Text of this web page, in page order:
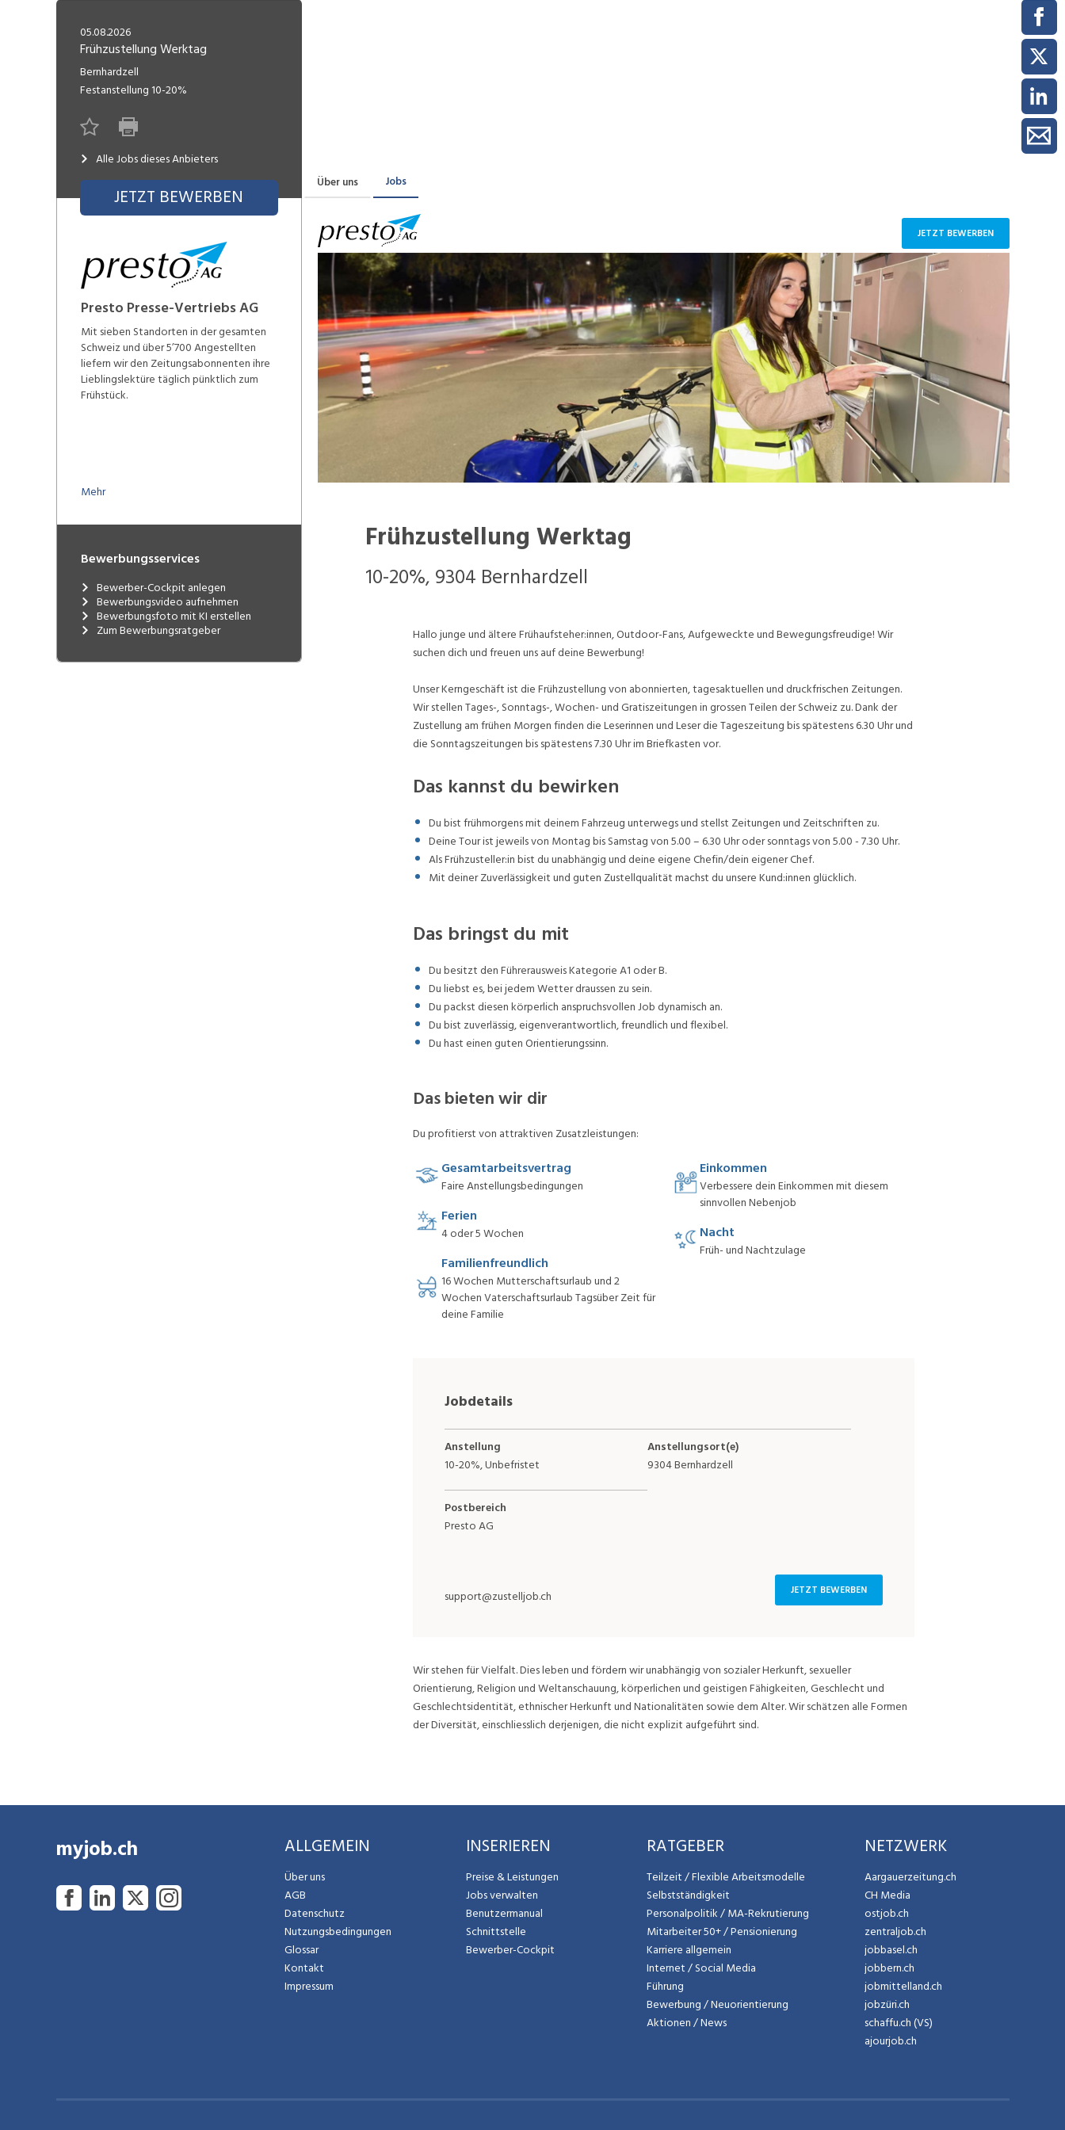
Freelance
Lehrstelle
Engineering, Technik, Architektur
Gastronomie, Hotellerie,
Tourismus, Lebensmittel
Informatik, Telekommunikation
Marketing, Kommunikation,
Medien, Druck (Fertigung)
Sicherheit, Rettung, Polizei, Zoll
Verkauf, Handel, Kundenberatung,
Aussendienst
05.08.2026
Frühzustellung Werktag
Bernhardzell
Festanstellung 10-20%
Alle Jobs dieses Anbieters
JETZT BEWERBEN
Über uns Jobs
Presto Presse-Vertriebs AG
Mit sieben Standorten in der gesamten
Schweiz und über 5’700 Angestellten
liefern wir den Zeitungsabonnenten ihre
Lieblingslektüre täglich pünktlich zum
Frühstück.
Mehr
Bewerbungsservices
Bewerber-Cockpit anlegen
Bewerbungsvideo aufnehmen
Bewerbungsfoto mit KI erstellen
Zum Bewerbungsratgeber
JETZT BEWERBEN
Frühzustellung Werktag
10-20%, 9304 Bernhardzell
Hallo junge und ältere Frühaufsteher:innen, Outdoor-Fans, Aufgeweckte und Bewegungsfreudige! Wir
suchen dich und freuen uns auf deine Bewerbung!
Unser Kerngeschäft ist die Frühzustellung von abonnierten, tagesaktuellen und druckfrischen Zeitungen.
Wir stellen Tages-, Sonntags-, Wochen- und Gratiszeitungen in grossen Teilen der Schweiz zu. Dank der
Zustellung am frühen Morgen finden die Leserinnen und Leser die Tageszeitung bis spätestens 6.30 Uhr und
die Sonntagszeitungen bis spätestens 7.30 Uhr im Briefkasten vor.
Das kannst du bewirken
Du bist frühmorgens mit deinem Fahrzeug unterwegs und stellst Zeitungen und Zeitschriften zu.
Deine Tour ist jeweils von Montag bis Samstag von 5.00 – 6.30 Uhr oder sonntags von 5.00 - 7.30 Uhr.
Als Frühzusteller:in bist du unabhängig und deine eigene Chefin/dein eigener Chef.
Mit deiner Zuverlässigkeit und guten Zustellqualität machst du unsere Kund:innen glücklich.
Das bringst du mit
Du besitzt den Führerausweis Kategorie A1 oder B.
Du liebst es, bei jedem Wetter draussen zu sein.
Du packst diesen körperlich anspruchsvollen Job dynamisch an.
Du bist zuverlässig, eigenverantwortlich, freundlich und flexibel.
Du hast einen guten Orientierungssinn.
Das bieten wir dir
Du profitierst von attraktiven Zusatzleistungen:
Gesamtarbeitsvertrag
Faire Anstellungsbedingungen
Ferien
4 oder 5 Wochen
Familienfreundlich
16 Wochen Mutterschaftsurlaub und 2
Wochen Vaterschaftsurlaub Tagsüber Zeit für
deine Familie
Einkommen
Verbessere dein Einkommen mit diesem
sinnvollen Nebenjob
Nacht
Früh- und Nachtzulage
Jobdetails
Anstellung
10-20%, Unbefristet
Anstellungsort(e)
9304 Bernhardzell
Postbereich
Presto AG
support@zustelljob.ch JETZT BEWERBEN
Wir stehen für Vielfalt. Dies leben und fördern wir unabhängig von sozialer Herkunft, sexueller
Orientierung, Religion und Weltanschauung, körperlichen und geistigen Fähigkeiten, Geschlecht und
Geschlechtsidentität, ethnischer Herkunft und Nationalitäten sowie dem Alter. Wir schätzen alle Formen
der Diversität, einschliesslich derjenigen, die nicht explizit aufgeführt sind.
myjob.ch ALLGEMEIN
Über uns
AGB
Datenschutz
Nutzungsbedingungen
Glossar
Kontakt
Impressum
INSERIEREN
Preise & Leistungen
Jobs verwalten
Benutzermanual
Schnittstelle
Bewerber-Cockpit
RATGEBER
Teilzeit / Flexible Arbeitsmodelle
Selbstständigkeit
Personalpolitik / MA-Rekrutierung
Mitarbeiter 50+ / Pensionierung
Karriere allgemein
Internet / Social Media
Führung
Bewerbung / Neuorientierung
Aktionen / News
NETZWERK
Aargauerzeitung.ch
CH Media
ostjob.ch
zentraljob.ch
jobbasel.ch
jobbern.ch
jobmittelland.ch
jobzüri.ch
schaffu.ch (VS)
ajourjob.ch